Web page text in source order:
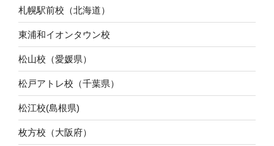
札幌駅前校（北海道）
東浦和イオンタウン校
松山校（愛媛県）
松戸アトレ校（千葉県）
松江校(島根県)
枚方校（大阪府）